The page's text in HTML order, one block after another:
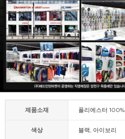
제품소재 폴리에스터 100%
색상 블랙, 아이보리